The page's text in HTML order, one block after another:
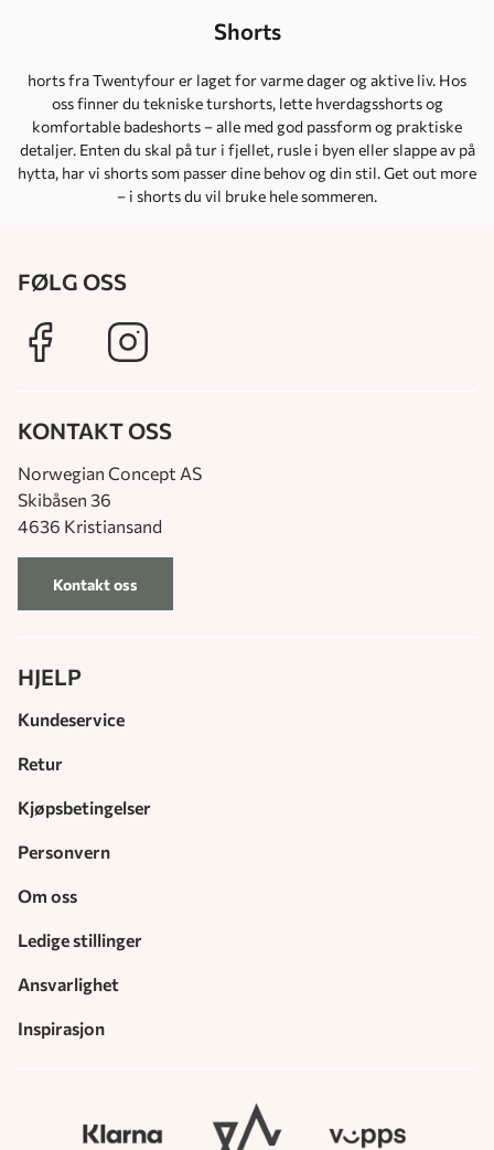
Shorts
horts fra Twentyfour er laget for varme dager og aktive liv. Hos
oss finner du tekniske turshorts, lette hverdagsshorts og
komfortable badeshorts – alle med god passform og praktiske
detaljer. Enten du skal på tur i fjellet, rusle i byen eller slappe av på
hytta, har vi shorts som passer dine behov og din stil. Get out more
– i shorts du vil bruke hele sommeren.
FØLG OSS
KONTAKT OSS
Norwegian Concept AS
Skibåsen 36
4636 Kristiansand
Kontakt oss
HJELP
Kundeservice
Retur
Kjøpsbetingelser
Personvern
Om oss
Ledige stillinger
Ansvarlighet
Inspirasjon